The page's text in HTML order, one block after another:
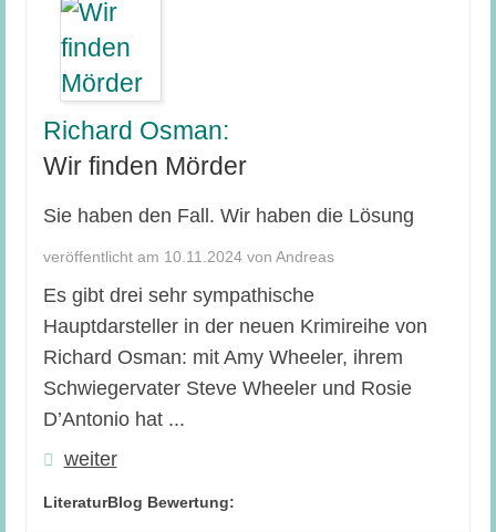
Richard Osman:
Wir finden Mörder
Sie haben den Fall. Wir haben die Lösung
veröffentlicht am 10.11.2024 von Andreas
Es gibt drei sehr sympathische
Hauptdarsteller in der neuen Krimireihe von
Richard Osman: mit Amy Wheeler, ihrem
Schwiegervater Steve Wheeler und Rosie
D’Antonio hat ...
weiter
LiteraturBlog Bewertung: